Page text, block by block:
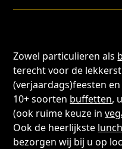
Zowel particulieren als
terecht voor de
(verjaardags)feesten
10+ soorten buffetten,
(ook ruime keuze in
Ook de heerlijkste
bezorgen wij bij u op